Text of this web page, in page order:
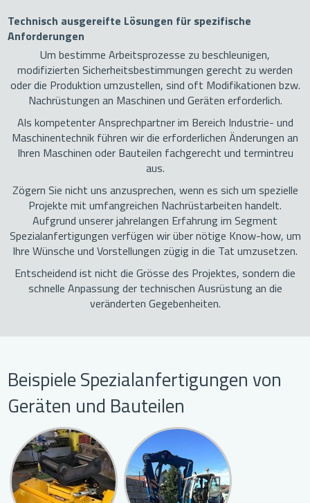
Technisch ausgereifte Lösungen für spezifische
Anforderungen
Um bestimme Arbeitsprozesse zu beschleunigen,
modifizierten Sicherheitsbestimmungen gerecht zu werden
oder die Produktion umzustellen, sind oft Modifikationen bzw.
Nachrüstungen an Maschinen und Geräten erforderlich.
Als kompetenter Ansprechpartner im Bereich Industrie- und
Maschinentechnik führen wir die erforderlichen Änderungen an
Ihren Maschinen oder Bauteilen fachgerecht und termintreu
aus.
Zögern Sie nicht uns anzusprechen, wenn es sich um spezielle
Projekte mit umfangreichen Nachrüstarbeiten handelt.
Aufgrund unserer jahrelangen Erfahrung im Segment
Spezialanfertigungen verfügen wir über nötige Know-how, um
Ihre Wünsche und Vorstellungen zügig in die Tat umzusetzen.
Entscheidend ist nicht die Grösse des Projektes, sondern die
schnelle Anpassung der technischen Ausrüstung an die
veränderten Gegebenheiten.
Beispiele Spezialanfertigungen von
Geräten und Bauteilen